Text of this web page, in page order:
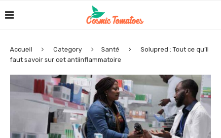
Accueil Category Santé
Solupred : Tout ce qu’il
faut savoir sur cet antiinflammatoire